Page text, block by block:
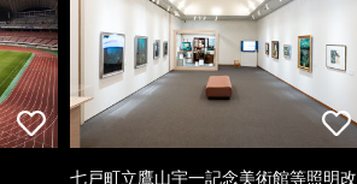
七戸町立鷹山宇一記念美術館等照明改